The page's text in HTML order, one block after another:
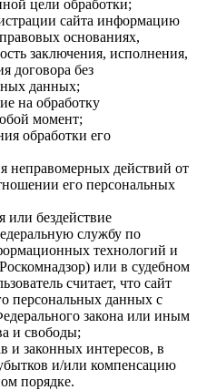
цели обработки;
сайта информацию
основаниях,
заключения, исполнения,
договора без
данных;
на обработку
момент;
обработки его
неправомерных действий от
его персональных
или бездействие
службу по
технологий и
или в судебном
считает, что сайт
персональных данных с
закона или иным
и свободы;
и законных интересов, в
и/или компенсацию
порядке.